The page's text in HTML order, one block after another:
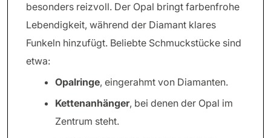
besonders reizvoll. Der Opal bringt farbenfrohe
Lebendigkeit, während der Diamant klares
Funkeln hinzufügt. Beliebte Schmuckstücke sind
etwa:
Opalringe, eingerahmt von Diamanten.
Kettenanhänger, bei denen der Opal im
Zentrum steht.